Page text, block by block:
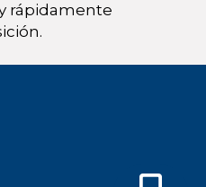
rápidamente